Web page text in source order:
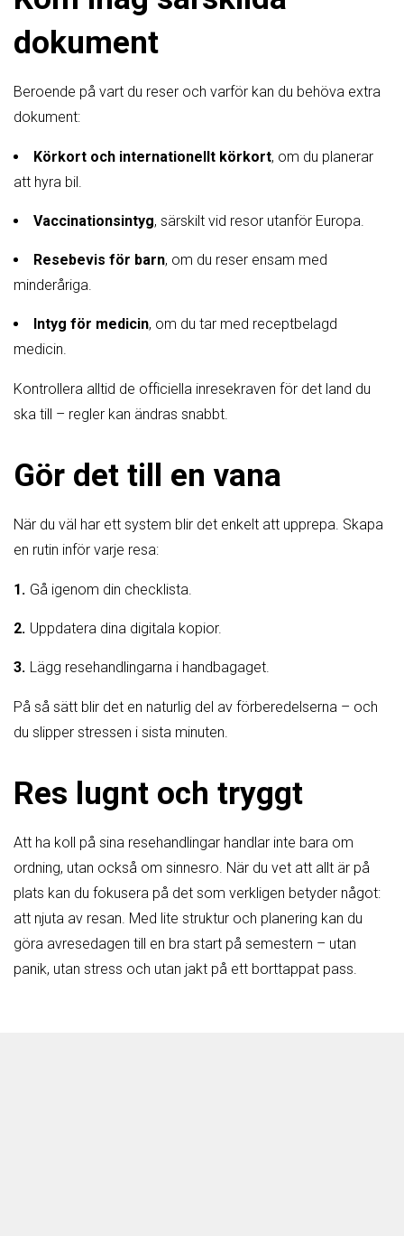
dokument
Beroende på vart du reser och varför kan du behöva extra
dokument:
Körkort och internationellt körkort, om du planerar
att hyra bil.
Vaccinationsintyg, särskilt vid resor utanför Europa.
Resebevis för barn, om du reser ensam med
minderåriga.
Intyg för medicin, om du tar med receptbelagd
medicin.
Kontrollera alltid de officiella inresekraven för det land du
ska till – regler kan ändras snabbt.
Gör det till en vana
När du väl har ett system blir det enkelt att upprepa. Skapa
en rutin inför varje resa:
Gå igenom din checklista.
Uppdatera dina digitala kopior.
Lägg resehandlingarna i handbagaget.
På så sätt blir det en naturlig del av förberedelserna – och
du slipper stressen i sista minuten.
Res lugnt och tryggt
Att ha koll på sina resehandlingar handlar inte bara om
ordning, utan också om sinnesro. När du vet att allt är på
plats kan du fokusera på det som verkligen betyder något:
att njuta av resan. Med lite struktur och planering kan du
göra avresedagen till en bra start på semestern – utan
panik, utan stress och utan jakt på ett borttappat pass.